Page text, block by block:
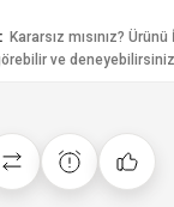
Kararsız mısınız?
ve